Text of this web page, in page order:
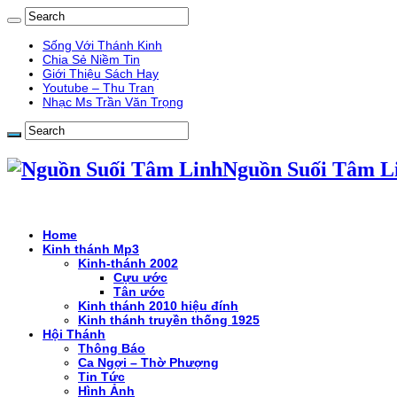
Sống Với Thánh Kinh
Chia Sẻ Niềm Tin
Giới Thiệu Sách Hay
Youtube – Thu Tran
Nhạc Ms Trần Văn Trọng
Nguồn Suối Tâm
Home
Kinh thánh Mp3
Kinh-thánh 2002
Cựu ước
Tân ước
Kinh thánh 2010 hiệu đính
Kinh thánh truyền thống 1925
Hội Thánh
Thông Báo
Ca Ngợi – Thờ Phượng
Tin Tức
Hình Ảnh